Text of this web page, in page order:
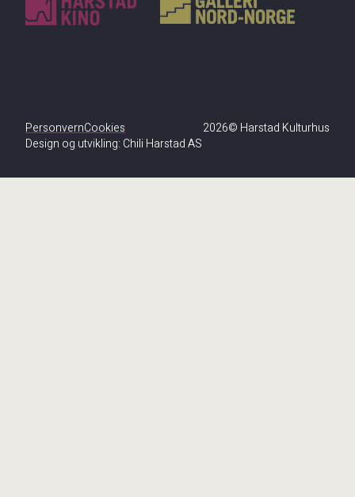
PersonvernCookies
2026© Harstad Kulturhus
Design og utvikling: Chili Harstad AS